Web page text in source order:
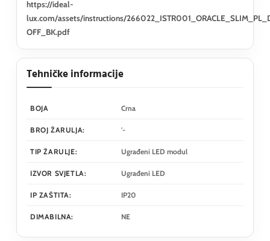
https://ideal-
lux.com/assets/instructions/
OFF_BK.pdf
Tehničke informacije
BOJA Crna
BROJ ŽARULJA: '-
TIP ŽARULJE: Ugrađeni LED modul
IZVOR SVJETLA: Ugrađeni LED
IP ZAŠTITA: IP20
DIMABILNA: NE